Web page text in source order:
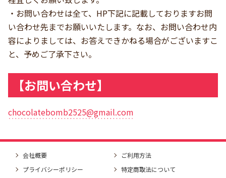
・お問い合わせは全て、HP下記に記載しておりますお問
い合わせ先までお願いいたします。なお、お問い合わせ内
容によりましては、お答えできかねる場合がございますこ
と、予めご了承下さい。
【お問い合わせ】
chocolatebomb2525@gmail.com
会社概要
ご利用方法
プライバシーポリシー
特定商取法について